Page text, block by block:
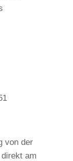
von der
direkt am